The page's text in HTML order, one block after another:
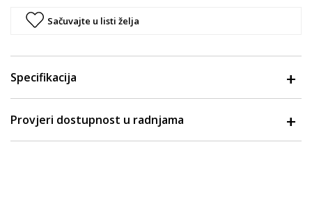
Sačuvajte u listi želja
Specifikacija
Provjeri dostupnost u radnjama